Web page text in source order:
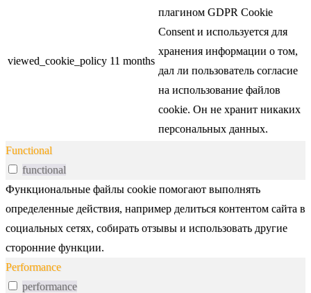
viewed_cookie_policy 11 months
плагином GDPR Cookie
Consent и используется для
хранения информации о том,
дал ли пользователь согласие
на использование файлов
cookie. Он не хранит никаких
персональных данных.
Functional
functional
Функциональные файлы cookie помогают выполнять
определенные действия, например делиться контентом сайта в
социальных сетях, собирать отзывы и использовать другие
сторонние функции.
Performance
performance